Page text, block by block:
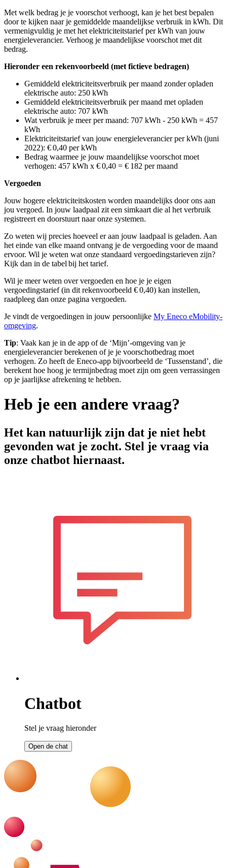
Met welk bedrag je je voorschot verhoogt, kan je het best bepalen
door te kijken naar je gemiddelde maandelijkse verbruik in kWh. Dit
vermenigvuldig je met het elektriciteitstarief per kWh van jouw
energieleverancier. Verhoog je maandelijkse voorschot met dit
bedrag.
Hieronder een rekenvoorbeeld (met fictieve bedragen)
Gemiddeld elektriciteitsverbruik per maand zonder opladen
elektrische auto: 250 kWh
Gemiddeld elektriciteitsverbruik per maand met opladen
elektrische auto: 707 kWh
Wat verbruik je meer per maand: 707 kWh - 250 kWh = 457
kWh
Elektriciteitstarief van jouw energieleverancier per kWh (juni
2022): € 0,40 per kWh
Bedrag waarmee je jouw maandelijkse voorschot moet
verhogen: 457 kWh x € 0,40 = € 182 per maand
Vergoeden
Jouw hogere elektriciteitskosten worden maandelijks door ons aan
jou vergoed. In jouw laadpaal zit een simkaart die al het verbruik
registreert en doorstuurt naar onze systemen.
Zo weten wij precies hoeveel er aan jouw laadpaal is geladen. Aan
het einde van elke maand ontvang je de vergoeding voor de maand
ervoor. Wil je weten wat onze standaard vergoedingstarieven zijn?
Kijk dan in de tabel bij het tarief.
Wil je meer weten over vergoeden en hoe je je eigen
vergoedingstarief (in dit rekenvoorbeeld € 0,40) kan instellen,
raadpleeg dan onze pagina vergoeden.
Je vindt de vergoedingen in jouw persoonlijke My Eneco eMobility-
omgeving.
Tip: Vaak kan je in de app of de ‘Mijn’-omgeving van je
energieleverancier berekenen of je je voorschotbedrag moet
verhogen. Zo heeft de Eneco-app bijvoorbeeld de ‘Tussenstand’, die
berekent hoe hoog je termijnbedrag moet zijn om geen verrassingen
op je jaarlijkse afrekening te hebben.
Heb je een andere vraag?
Het kan natuurlijk zijn dat je niet hebt
gevonden wat je zocht. Stel je vraag via
onze chatbot hiernaast.
Chatbot
Stel je vraag hieronder
Open de chat